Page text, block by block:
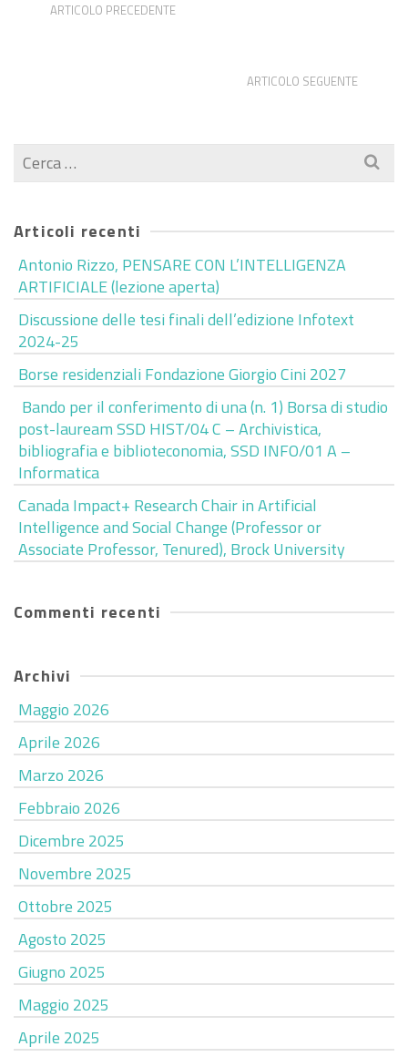
ARTICOLO PRECEDENTE
ARTICOLO SEGUENTE
Cerca
per:
Articoli recenti
Antonio Rizzo, PENSARE CON L’INTELLIGENZA
ARTIFICIALE (lezione aperta)
Discussione delle tesi finali dell’edizione Infotext
2024-25
Borse residenziali Fondazione Giorgio Cini 2027
Bando per il conferimento di una (n. 1) Borsa di studio
post-lauream SSD HIST/04 C – Archivistica,
bibliografia e biblioteconomia, SSD INFO/01 A –
Informatica
Canada Impact+ Research Chair in Artificial
Intelligence and Social Change (Professor or
Associate Professor, Tenured), Brock University
Commenti recenti
Archivi
Maggio 2026
Aprile 2026
Marzo 2026
Febbraio 2026
Dicembre 2025
Novembre 2025
Ottobre 2025
Agosto 2025
Giugno 2025
Maggio 2025
Aprile 2025